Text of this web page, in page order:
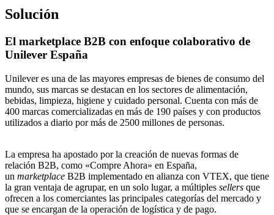
Solución
El marketplace B2B con enfoque colaborativo de
Unilever España
Unilever es una de las mayores empresas de bienes de consumo del
mundo, sus marcas se destacan en los sectores de alimentación,
bebidas, limpieza, higiene y cuidado personal. Cuenta con más de
400 marcas comercializadas en más de 190 países y con productos
utilizados a diario por más de 2500 millones de personas.
La empresa ha apostado por la creación de nuevas formas de
relación B2B, como «Compre Ahora» en España,
un marketplace B2B implementado en alianza con VTEX, que tiene
la gran ventaja de agrupar, en un solo lugar, a múltiples sellers que
ofrecen a los comerciantes las principales categorías del mercado y
que se encargan de la operación de logística y de pago.